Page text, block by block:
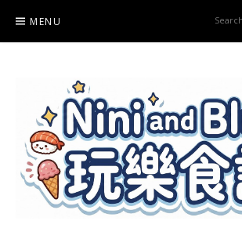
content
MENU